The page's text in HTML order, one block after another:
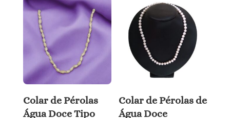
Colar de Pérolas
Água Doce Tipo
Colar de Pérolas de
Água Doce